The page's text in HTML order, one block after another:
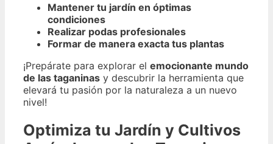
Mantener tu jardín en óptimas
condiciones
Realizar podas profesionales
Formar de manera exacta tus plantas
¡Prepárate para explorar el emocionante mundo
de las taganinas y descubrir la herramienta que
elevará tu pasión por la naturaleza a un nuevo
nivel!
Optimiza tu Jardín y Cultivos